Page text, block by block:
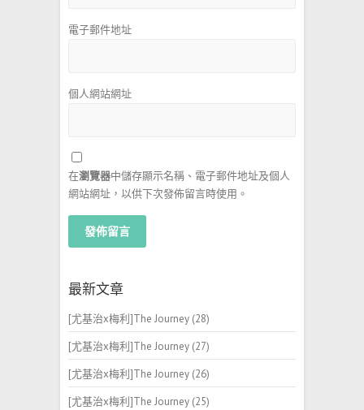
電子郵件地址
個人網站網址
在瀏覽器中儲存顯示名稱、電子郵件地址及個人
網站網址，以供下次發佈留言時使用。
最新文章
[尤基治x梅利]The Journey (28)
[尤基治x梅利]The Journey (27)
[尤基治x梅利]The Journey (26)
[尤基治x梅利]The Journey (25)